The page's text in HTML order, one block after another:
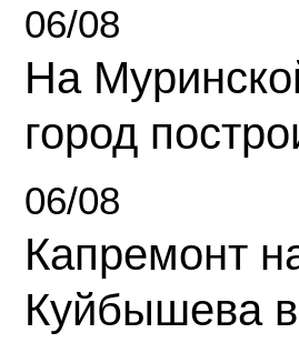
06/08
На
город
06/08
Капремонт
Куйбышева